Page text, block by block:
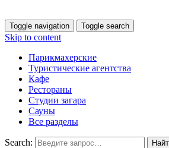
Toggle navigation Toggle search
Skip to content
Парикмахерские
Туристические агентства
Кафе
Рестораны
Студии загара
Сауны
Все разделы
Search: